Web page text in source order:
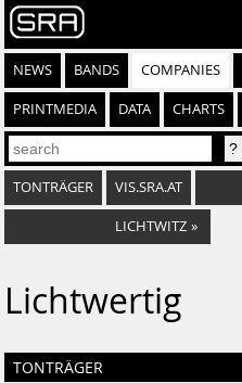
NEWS BANDS COMPANIES
PRINTMEDIA DATA CHARTS
TONTRÄGER VIS.SRA.AT
LICHTWITZ »
Lichtwertig
TONTRÄGER